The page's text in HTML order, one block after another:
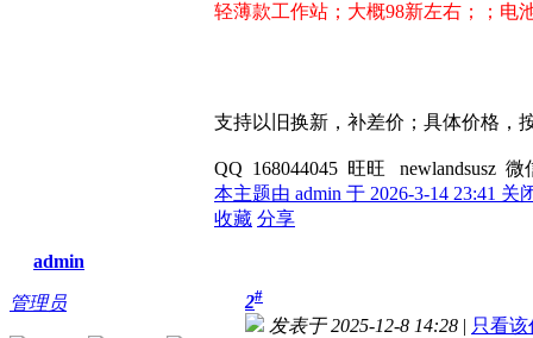
轻薄款工作站；大概98新左右；；电
支持以旧换新，补差价；具体价格，
QQ 168044045 旺旺 newlandsusz 微
本主题由 admin 于 2026-3-14 23:41 关
收藏 分享
admin
管理员 2#
发表于 2025-12-8 14:28 | 只看该